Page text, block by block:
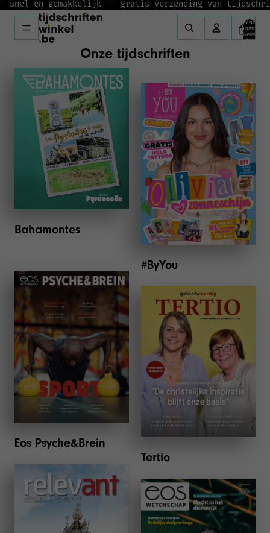
- snel en gemakkelijk -- gratis verzending van
Totaal
aantal
artikelen in
winkelwagen:
Onze tijdschriften
Bahamontes
Bahamontes
#ByYou
#ByYou
Eos Psyche&Brein
Eos Psyche&Brein
Tertio
Relevant
Eos